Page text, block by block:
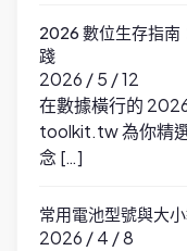
2026 數位生存指南
踐
2026 / 5 / 12
在數據橫行的
toolkit.tw 為你精
念 […]
常用電池型號與大
2026 / 4 / 8